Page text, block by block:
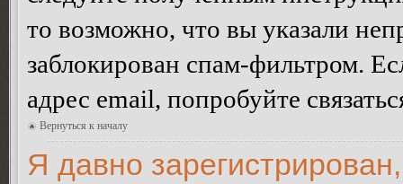
то возможно, что вы указали
заблокирован спам-фильтром.
адрес email, попробуйте
Вернуться к началу
Я давно